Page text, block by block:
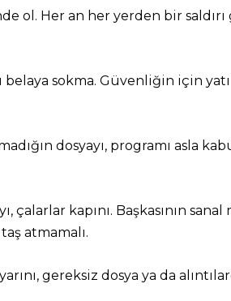
ol. Her an her yerden bir
belaya sokma. Güvenliğin için
dosyayı, programı asla
çalarlar kapını. Başkasının
atmamalı.
gereksiz dosya ya da